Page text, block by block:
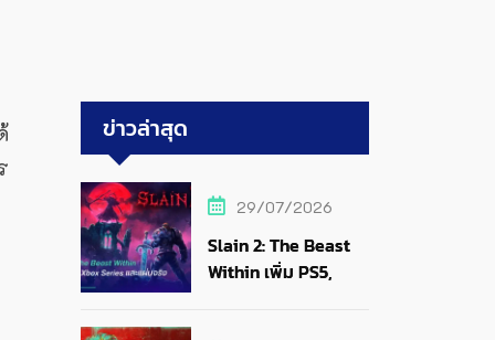
ข่าวล่าสุด
29/07/2026
Slain 2: The Beast
Within เพิ่ม PS5,